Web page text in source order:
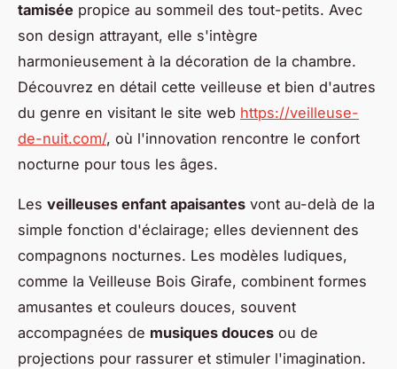
tamisée propice au sommeil des tout-petits. Avec
son design attrayant, elle s'intègre
harmonieusement à la décoration de la chambre.
Découvrez en détail cette veilleuse et bien d'autres
du genre en visitant le site web https://veilleuse-
de-nuit.com/, où l'innovation rencontre le confort
nocturne pour tous les âges.
Les veilleuses enfant apaisantes vont au-delà de la
simple fonction d'éclairage; elles deviennent des
compagnons nocturnes. Les modèles ludiques,
comme la Veilleuse Bois Girafe, combinent formes
amusantes et couleurs douces, souvent
accompagnées de musiques douces ou de
projections pour rassurer et stimuler l'imagination.